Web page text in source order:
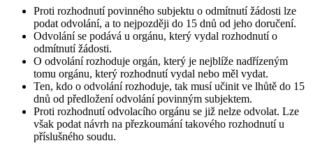
Proti rozhodnutí povinného subjektu o odmítnutí žádosti lze
podat odvolání, a to nejpozději do 15 dnů od jeho doručení.
Odvolání se podává u orgánu, který vydal rozhodnutí o
odmítnutí žádosti.
O odvolání rozhoduje orgán, který je nejblíže nadřízeným
tomu orgánu, který rozhodnutí vydal nebo měl vydat.
Ten, kdo o odvolání rozhoduje, tak musí učinit ve lhůtě do 15
dnů od předložení odvolání povinným subjektem.
Proti rozhodnutí odvolacího orgánu se již nelze odvolat. Lze
však podat návrh na přezkoumání takového rozhodnutí u
příslušného soudu.